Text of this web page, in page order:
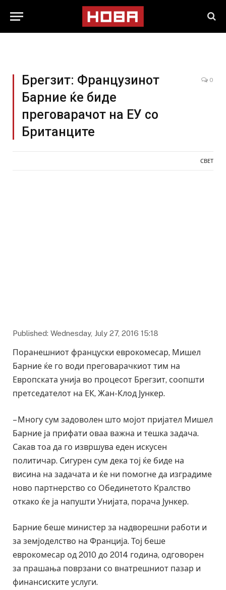
Брегзит: Французинот
Барние ќе биде
преговарачот на ЕУ со
Британците
0
СВЕТ
Published: Wednesday, July 27, 2016 15:18
Поранешниот француски еврокомесар, Мишел
Барние ќе го води преговарачкиот тим на
Европската унија во процесот Брегзит, соопшти
претседателот на ЕК, Жан-Клод Јункер.
– Многу сум задоволен што мојот пријател Мишел
Барние ја прифати оваа важна и тешка задача.
Сакав тоа да го извршува еден искусен
политичар. Сигурен сум дека тој ќе биде на
висина на задачата и ќе ни помогне да изградиме
ново партнерство со Обединетото Кралство
откако ќе ја напушти Унијата, порача Јункер.
Барние беше министер за надворешни работи и
за земјоделство на Франција. Тој беше
еврокомесар од 2010 до 2014 година, одговорен
за прашања поврзани со внатрешниот пазар и
финансиските услуги.